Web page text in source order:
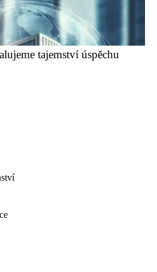
tajemství úspěchu